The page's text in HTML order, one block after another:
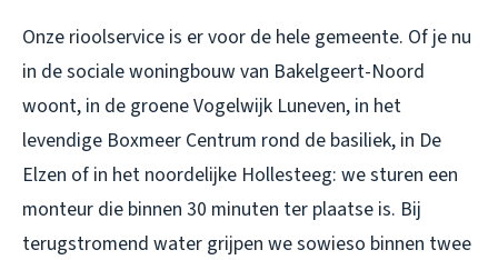
Onze rioolservice is er voor de hele gemeente. Of je nu
in de sociale woningbouw van Bakelgeert-Noord
woont, in de groene Vogelwijk Luneven, in het
levendige Boxmeer Centrum rond de basiliek, in De
Elzen of in het noordelijke Hollesteeg: we sturen een
monteur die binnen 30 minuten ter plaatse is. Bij
terugstromend water grijpen we sowieso binnen twee